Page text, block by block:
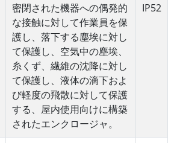
密閉された機器への偶発的
な接触に対して作業員を保
護し、落下する塵埃に対し
て保護し、空気中の塵埃、
糸くず、繊維の沈降に対し
て保護し、液体の滴下およ
び軽度の飛散に対して保護
する、屋内使用向けに構築
されたエンクロージャ。
IP52